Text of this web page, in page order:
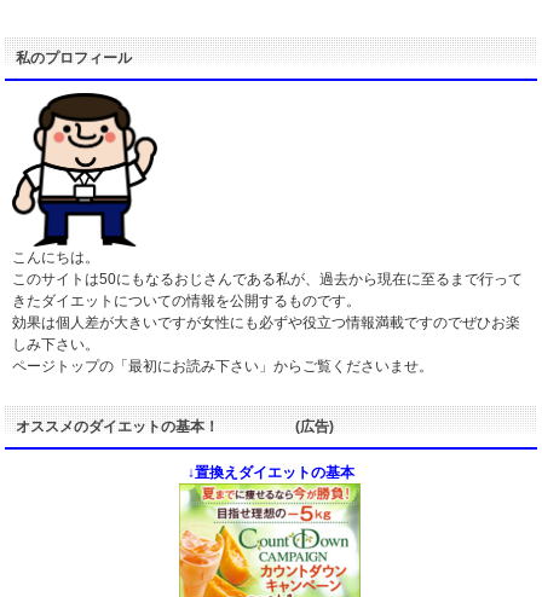
私のプロフィール
こんにちは。
このサイトは50にもなるおじさんである私が、過去から現在に至るまで行って
きたダイエットについての情報を公開するものです。
効果は個人差が大きいですが女性にも必ずや役立つ情報満載ですのでぜひお楽
しみ下さい。
ページトップの「最初にお読み下さい」からご覧くださいませ。
オススメのダイエットの基本！ (広告)
↓置換えダイエットの基本